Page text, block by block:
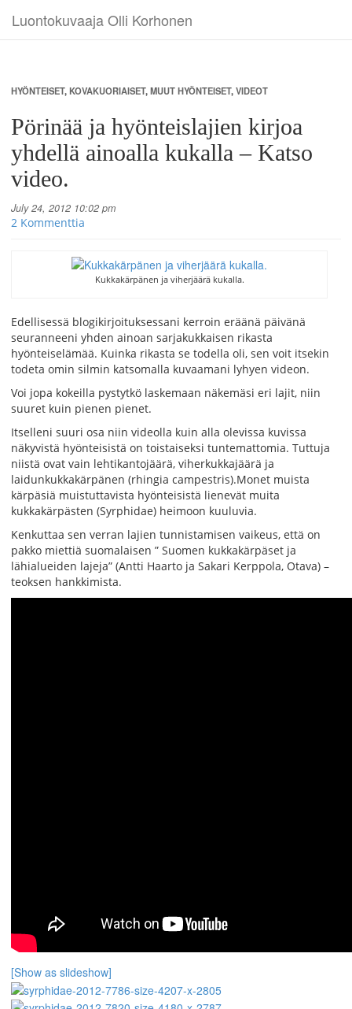
Luontokuvaaja Olli Korhonen
HYÖNTEISET,KOVAKUORIAISET,MUUT HYÖNTEISET,VIDEOT
Pörinää ja hyönteislajien kirjoa
yhdellä ainoalla kukalla – Katso
video.
July 24, 2012 10:02 pm
2 Kommenttia
Kukkakärpänen ja viherjäärä kukalla.
Edellisessä blogikirjoituksessani kerroin eräänä päivänä
seuranneeni yhden ainoan sarjakukkaisen rikasta
hyönteiselämää. Kuinka rikasta se todella oli, sen voit itsekin
todeta omin silmin katsomalla kuvaamani lyhyen videon.
Voi jopa kokeilla pystytkö laskemaan näkemäsi eri lajit, niin
suuret kuin pienen pienet.
Itselleni suuri osa niin videolla kuin alla olevissa kuvissa
näkyvistä hyönteisistä on toistaiseksi tuntemattomia. Tuttuja
niistä ovat vain lehtikantojäärä, viherkukkajäärä ja
laidunkukkakärpänen (rhingia campestris).Monet muista
kärpäsiä muistuttavista hyönteisistä lienevät muita
kukkakärpästen (Syrphidae) heimoon kuuluvia.
Kenkuttaa sen verran lajien tunnistamisen vaikeus, että on
pakko miettiä suomalaisen ” Suomen kukkakärpäset ja
lähialueiden lajeja” (Antti Haarto ja Sakari Kerppola, Otava) –
teoksen hankkimista.
[Show as slideshow]